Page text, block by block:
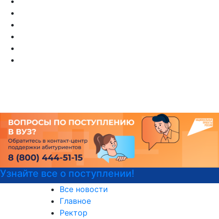
Центр карьеры
Все новости
Главное
Ректор